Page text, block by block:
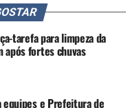
da Prefeitura por 30
uma.
tarefa para limpeza da
após fortes chuvas
equipes e Prefeitura de